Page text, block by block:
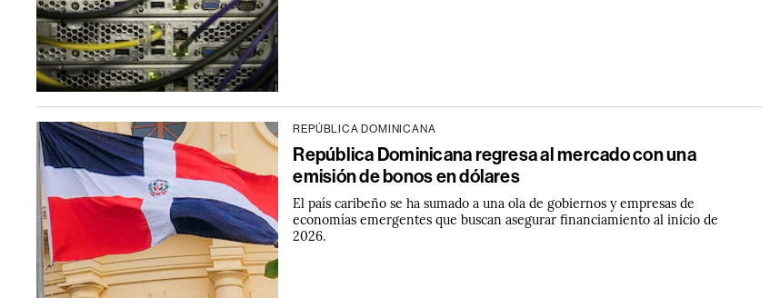
REPÚBLICA DOMINICANA
República Dominicana regresa al mercado con una
emisión de bonos en dólares
El país caribeño se ha sumado a una ola de gobiernos y empresas de
economías emergentes que buscan asegurar financiamiento al inicio de
2026.